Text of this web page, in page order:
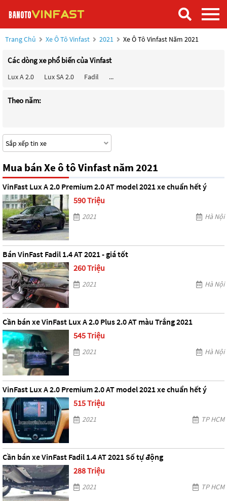
Trang Chủ Xe Ô Tô Vinfast 2021 Xe Ô Tô Vinfast Năm 2021
Các dòng xe phổ biến của Vinfast
Lux A 2.0 Lux SA 2.0 Fadil ...
Theo năm:
Mua bán Xe ô tô Vinfast năm 2021
VinFast Lux A 2.0 Premium 2.0 AT model 2021 xe chuẩn hết ý
590 Triệu
2021 Hà Nội
Bán VinFast Fadil 1.4 AT 2021 - giá tốt
260 Triệu
2021 Hà Nội
Cần bán xe VinFast Lux A 2.0 Plus 2.0 AT màu Trắng 2021
545 Triệu
2021 Hà Nội
VinFast Lux A 2.0 Premium 2.0 AT model 2021 xe chuẩn hết ý
515 Triệu
2021 TP HCM
Cần bán xe VinFast Fadil 1.4 AT 2021 Số tự động
288 Triệu
2021 TP HCM